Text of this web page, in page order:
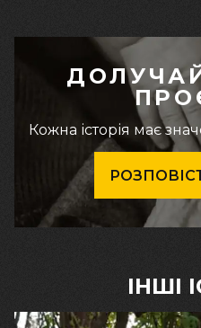
Кожна історія має
ІНШІ